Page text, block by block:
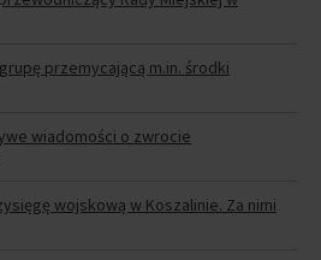
przemycającą m.in. środki
wiadomości o zwrocie
wojskową w Koszalinie. Za nimi